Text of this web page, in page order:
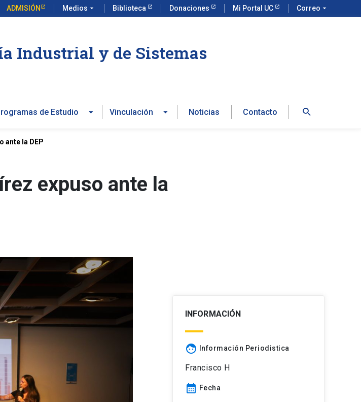
ADMISIÓN Medios arrow_drop_down Biblioteca Donaciones Mi Portal UC Correo arrow_drop_down
Industrial y de Sistemas
de Estudio Vinculación Noticias Contacto Buscar
ante la DEP
expuso ante la
INFORMACIÓN
face Información Periodistica
Francisco H
calendar_month Fecha